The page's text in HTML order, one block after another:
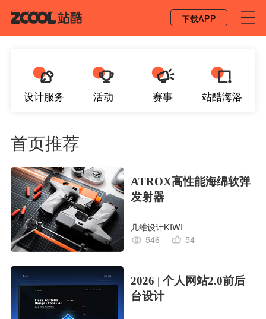
下载APP
设计服务 活动 赛事 站酷海洛
首页推荐
ATROX高性能海绵软弹
发射器
几维设计KIWI
546
54
2026 | 个人网站2.0前后
台设计